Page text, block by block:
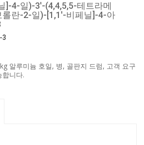
]-4-일)-3'-(4,4,5,5-테트라메
롤란-2-일)-[1,1'-비페닐]-4-아
3
알루미늄 호일, 병, 골판지 드럼, 고객 요구
니다.